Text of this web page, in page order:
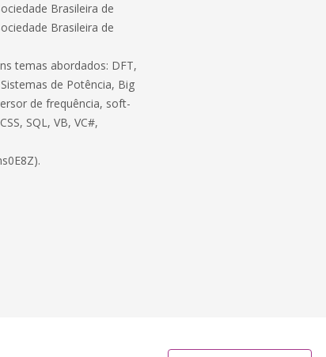
Brasileira de
Brasileira de
temas abordados: DFT,
de Potência, Big
de frequência, soft-
SQL, VB, VC#,